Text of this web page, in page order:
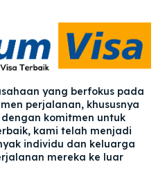
yang berfokus pada
perjalanan, khususnya
komitmen untuk
kami telah menjadi
individu dan keluarga
mereka ke luar